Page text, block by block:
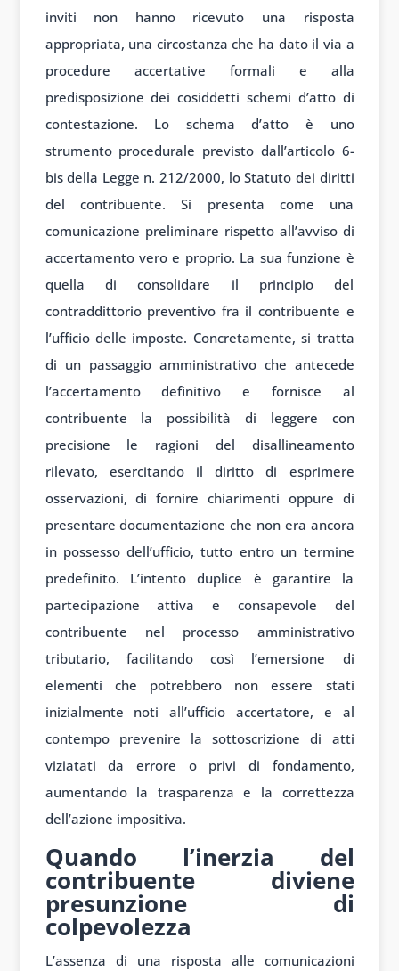
inviti non hanno ricevuto una risposta
appropriata, una circostanza che ha dato il via a
procedure accertative formali e alla
predisposizione dei cosiddetti schemi d’atto di
contestazione. Lo schema d’atto è uno
strumento procedurale previsto dall’articolo 6-
bis della Legge n. 212/2000, lo Statuto dei diritti
del contribuente. Si presenta come una
comunicazione preliminare rispetto all’avviso di
accertamento vero e proprio. La sua funzione è
quella di consolidare il principio del
contraddittorio preventivo fra il contribuente e
l’ufficio delle imposte. Concretamente, si tratta
di un passaggio amministrativo che antecede
l’accertamento definitivo e fornisce al
contribuente la possibilità di leggere con
precisione le ragioni del disallineamento
rilevato, esercitando il diritto di esprimere
osservazioni, di fornire chiarimenti oppure di
presentare documentazione che non era ancora
in possesso dell’ufficio, tutto entro un termine
predefinito. L’intento duplice è garantire la
partecipazione attiva e consapevole del
contribuente nel processo amministrativo
tributario, facilitando così l’emersione di
elementi che potrebbero non essere stati
inizialmente noti all’ufficio accertatore, e al
contempo prevenire la sottoscrizione di atti
viziatati da errore o privi di fondamento,
aumentando la trasparenza e la correttezza
dell’azione impositiva.
Quando l’inerzia del
contribuente diviene
presunzione di
colpevolezza
L’assenza di una risposta alle comunicazioni